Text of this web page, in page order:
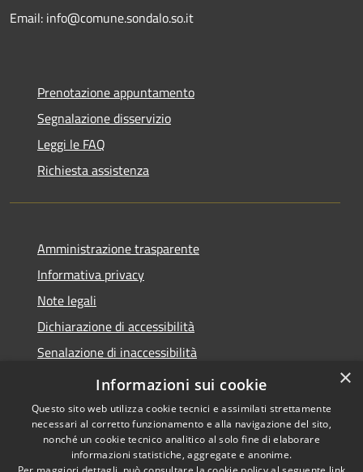
Email: info@comune.sondalo.so.it
Prenotazione appuntamento
Segnalazione disservizio
Leggi le FAQ
Richiesta assistenza
Amministrazione trasparente
Informativa privacy
Note legali
Dichiarazione di accessibilità
Senalazione di inaccessibilità
Whistleblowing segnalazione illeciti
Copyright © 2026 • Comune di
×
Informazioni sui cookie
Questo sito web utilizza cookie tecnici e assimilati strettamente
necessari al corretto funzionamento e alla navigazione del sito,
nonché un cookie tecnico analitico al solo fine di elaborare
informazioni statistiche, aggregate e anonime.